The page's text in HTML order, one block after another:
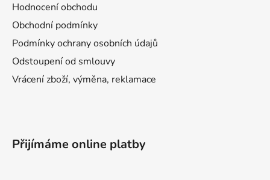
Hodnocení obchodu
Obchodní podmínky
Podmínky ochrany osobních údajů
Odstoupení od smlouvy
Vrácení zboží, výměna, reklamace
Přijímáme online platby